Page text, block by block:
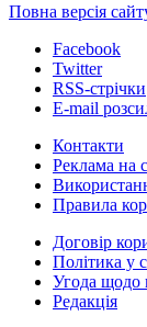
Повна версія
Facebook
Twitter
RSS-стрічки
E-mail
Контакти
Реклама на
Правила
Договір
Політика у
Угода щодо
Редакція